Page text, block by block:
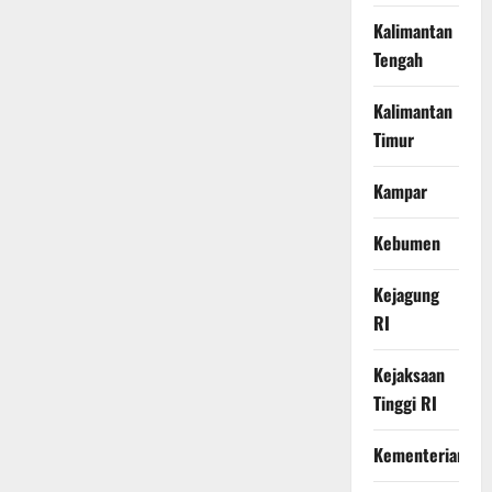
Kalimantan
Tengah
Kalimantan
Timur
Kampar
Kebumen
Kejagung
RI
Kejaksaan
Tinggi RI
Kementerian